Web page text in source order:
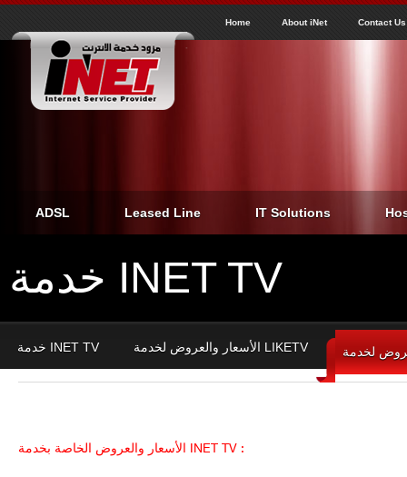
Home About iNet Contact Us
ADSL Leased Line IT Solutions
خدمة INET TV
خدمة INET TV الأسعار والعروض لخدمة LIKETV
You are here
الأسعار والعروض INET TV الفئة الثانية pronet
الأسعار والعروض الخاصة بخدمة INET TV :